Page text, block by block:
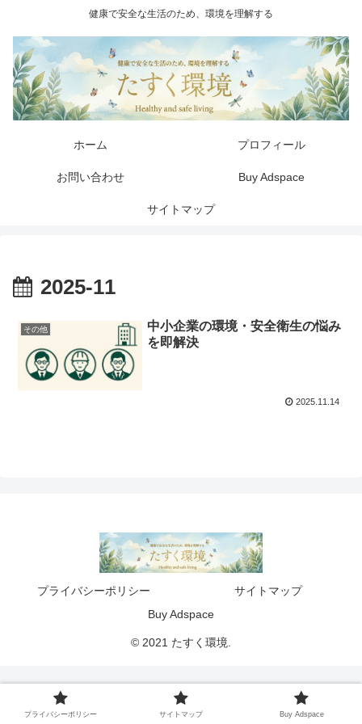
健康で安全な生活のため、環境を理解する
ホーム プロフィール
お問い合わせ Buy Adspace
サイトマップ
2025-11
その他
中小企業の環境・安全衛生の悩み
を即解決
2025.11.14
プライバシーポリシー
サイトマップ
Buy Adspace
© 2021 たすく環境.
プライバシーポリシー サイトマップ Buy Adspace